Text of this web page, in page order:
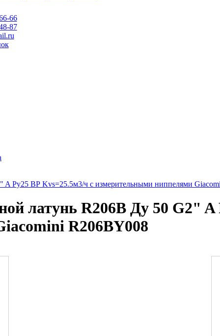
66
87
A Ру25 ВР Kvs=25.5м3/ч с измерительными ниппелями
латунь R206B Ду 50 G2"
R206BY008